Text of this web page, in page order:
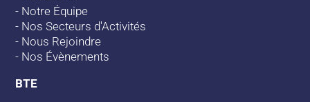
- Notre Équipe
- Nos Secteurs d'Activités
- Nous Rejoindre
- Nos Évènements
BTE